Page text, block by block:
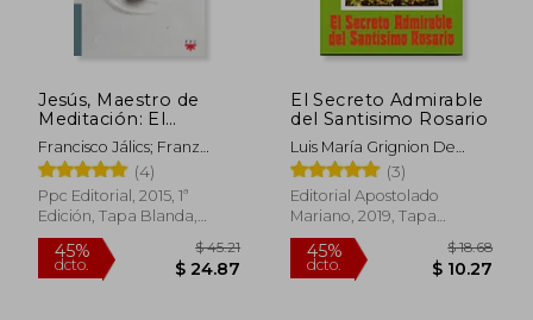
Jesús, Maestro de
Meditación: El
Acompañamiento
Espiritual en el
Evangelio
Francisco Jálics; Franz
Jalics
(4)
Ppc Editorial, 2015, 1ª
Edición, Tapa Blanda,
Nuevo
El Secreto Admirable
del Santisimo Rosario
Luis María Grignion De
Montfort - Santo
(3)
Editorial Apostolado
Mariano, 2019, Tapa
Blanda, Nuevo